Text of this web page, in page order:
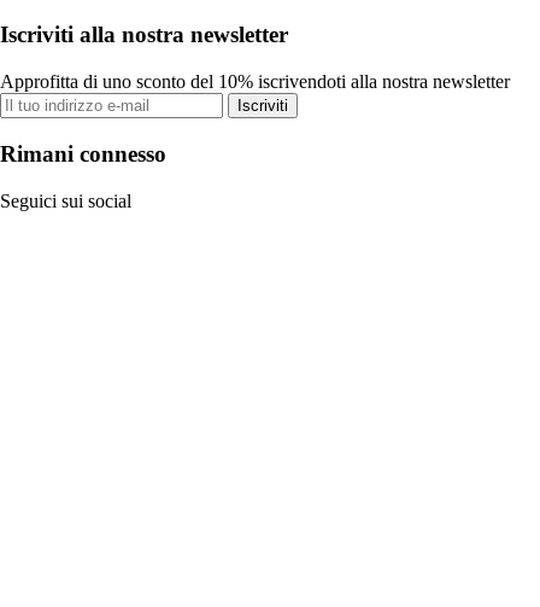
Iscriviti alla nostra newsletter
Approfitta di uno sconto del 10% iscrivendoti alla nostra newsletter
Iscriviti
Rimani connesso
Seguici sui social